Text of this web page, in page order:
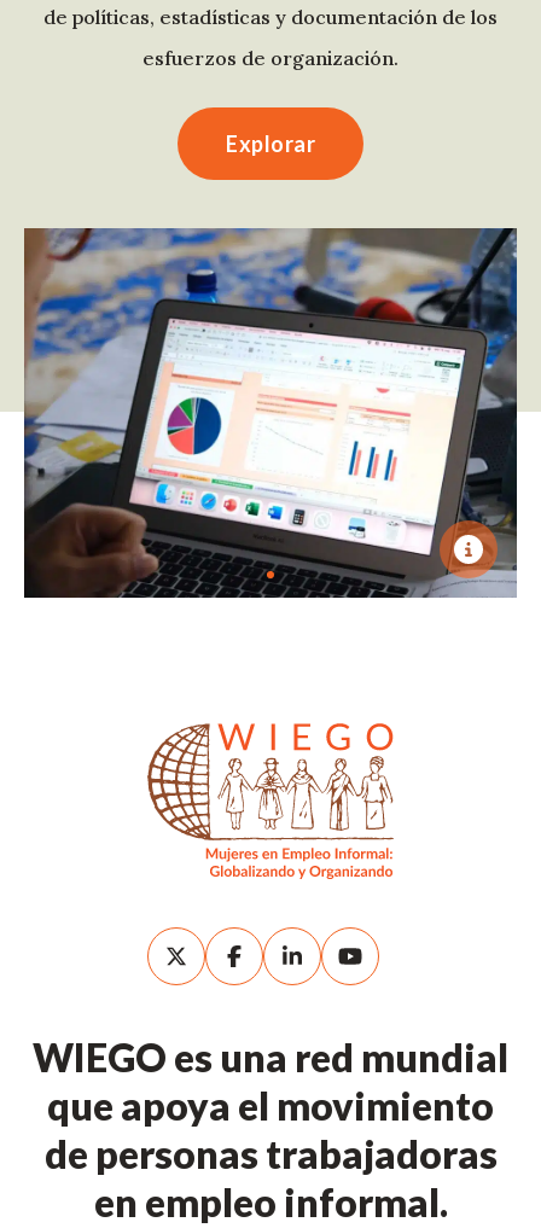
de políticas, estadísticas y documentación de los
esfuerzos de organización.
Explorar
WIEGO es una red mundial
que apoya el movimiento
de personas trabajadoras
en empleo informal.